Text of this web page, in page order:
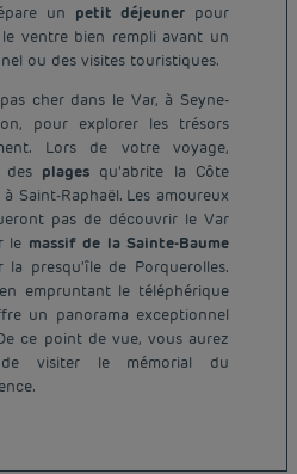
un petit déjeuner pour
ventre bien rempli avant un
ou des visites touristiques.
cher dans le Var, à Seyne-
pour explorer les trésors
Lors de votre voyage,
des plages qu'abrite la Côte
Saint-Raphaël. Les amoureux
pas de découvrir le Var
le massif de la Sainte-Baume
la presqu'île de Porquerolles.
empruntant le téléphérique
un panorama exceptionnel
ce point de vue, vous aurez
de visiter le mémorial du